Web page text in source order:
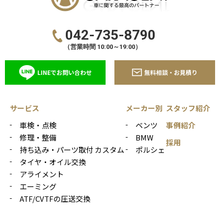
042-735-8790
（営業時間 10:00～19:00）
LINEでお問い合わせ 無料相談・お見積り
サービス
車検・点検
修理・整備
持ち込み・パーツ取付 カスタム
タイヤ・オイル交換
アライメント
エーミング
ATF/CVTFの圧送交換
メーカー別
ベンツ
BMW
ポルシェ
スタッフ紹介
事例紹介
採用